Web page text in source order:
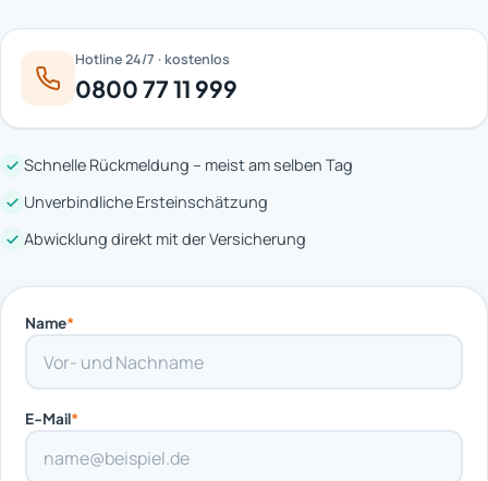
Hotline 24/7 · kostenlos
0800 77 11 999
Schnelle Rückmeldung – meist am selben Tag
Unverbindliche Ersteinschätzung
Abwicklung direkt mit der Versicherung
Name*
E-Mail*